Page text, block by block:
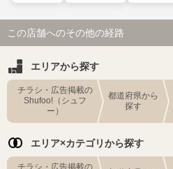
この店舗へのその他の経路
エリアから探す
チラシ・広告掲載の
Shufoo!（シュフ
ー）
都道府県から
探す
エリア×カテゴリから探す